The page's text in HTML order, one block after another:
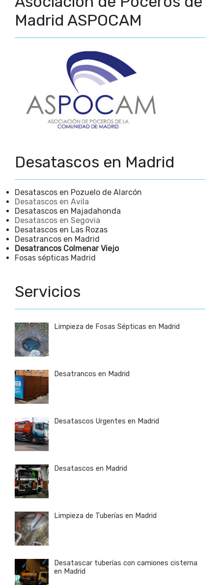
Madrid ASPOCAM
Desatascos en Madrid
Desatascos en Pozuelo de Alarcón
Desatascos en Avila
Desatascos en Majadahonda
Desatascos en Segovia
Desatascos en Las Rozas
Desatrancos en Madrid
Desatrancos Colmenar Viejo
Fosas sépticas Madrid
Servicios
Limpieza de Fosas Sépticas en Madrid
Desatrancos en Madrid
Desatascos Urgentes en Madrid
Desatascos en Madrid
Limpieza de Tuberías en Madrid
Desatascar tuberías con camiones cisterna
en Madrid